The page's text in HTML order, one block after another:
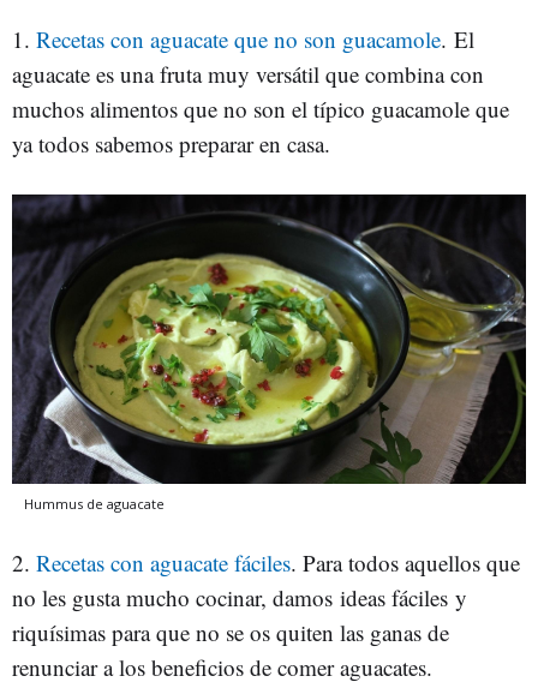
1. Recetas con aguacate que no son guacamole. El
aguacate es una fruta muy versátil que combina con
muchos alimentos que no son el típico guacamole que
ya todos sabemos preparar en casa.
Hummus de aguacate
2. Recetas con aguacate fáciles. Para todos aquellos que
no les gusta mucho cocinar, damos ideas fáciles y
riquísimas para que no se os quiten las ganas de
renunciar a los beneficios de comer aguacates.